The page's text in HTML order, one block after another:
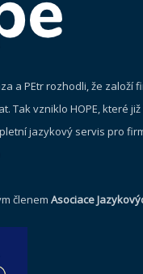
a PEtr rozhodli, že založí
Tak vzniklo HOPE, které
jazykový servis pro
členem Asociace